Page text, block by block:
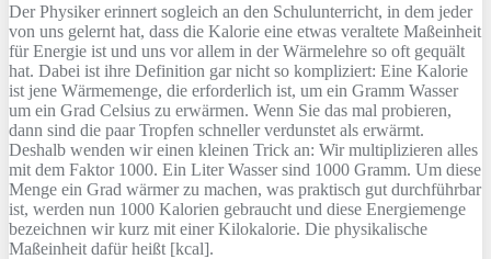
Der Physiker erinnert sogleich an den Schulunterricht, in dem jeder
von uns gelernt hat, dass die Kalorie eine etwas veraltete Maßeinheit
für Energie ist und uns vor allem in der Wärmelehre so oft gequält
hat. Dabei ist ihre Definition gar nicht so kompliziert: Eine Kalorie
ist jene Wärmemenge, die erforderlich ist, um ein Gramm Wasser
um ein Grad Celsius zu erwärmen. Wenn Sie das mal probieren,
dann sind die paar Tropfen schneller verdunstet als erwärmt.
Deshalb wenden wir einen kleinen Trick an: Wir multiplizieren alles
mit dem Faktor 1000. Ein Liter Wasser sind 1000 Gramm. Um diese
Menge ein Grad wärmer zu machen, was praktisch gut durchführbar
ist, werden nun 1000 Kalorien gebraucht und diese Energiemenge
bezeichnen wir kurz mit einer Kilokalorie. Die physikalische
Maßeinheit dafür heißt [kcal].